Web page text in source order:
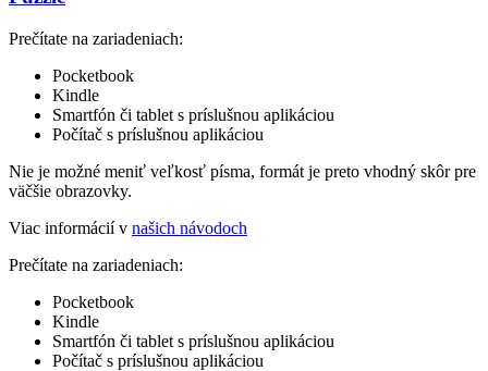
Prečítate na zariadeniach:
Pocketbook
Kindle
Smartfón či tablet s príslušnou aplikáciou
Počítač s príslušnou aplikáciou
Nie je možné meniť veľkosť písma, formát je preto vhodný skôr pre
väčšie obrazovky.
Viac informácií v našich návodoch
Prečítate na zariadeniach:
Pocketbook
Kindle
Smartfón či tablet s príslušnou aplikáciou
Počítač s príslušnou aplikáciou